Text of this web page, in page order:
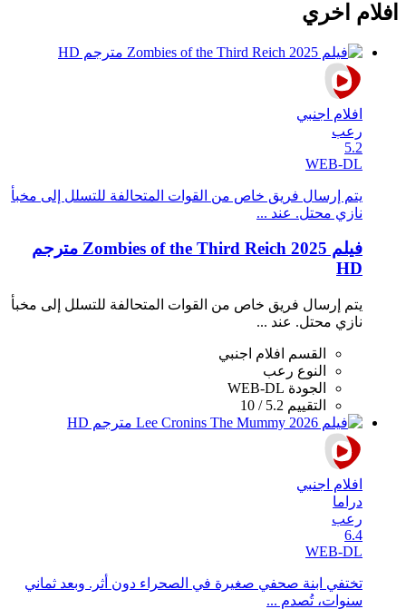
افلام اخري
افلام اجنبي
رعب
5.2
WEB-DL
يتم إرسال فريق خاص من القوات المتحالفة للتسلل إلى مخبأ
نازي محتل. عند ...
فيلم Zombies of the Third Reich 2025 مترجم
HD
يتم إرسال فريق خاص من القوات المتحالفة للتسلل إلى مخبأ
نازي محتل. عند ...
القسم
افلام اجنبي
النوع رعب
الجودة WEB-DL
التقييم 5.2 / 10
افلام اجنبي
دراما
رعب
6.4
WEB-DL
تختفي ابنة صحفي صغيرة في الصحراء دون أثر. وبعد ثماني
سنوات، تُصدم ...